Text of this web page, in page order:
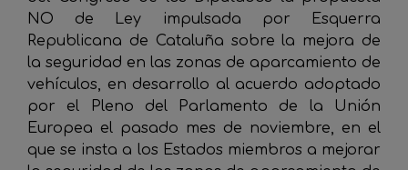
NO de Ley impulsada por Esquerra
Republicana de Cataluña sobre la mejora de
la seguridad en las zonas de aparcamiento de
vehículos, en desarrollo al acuerdo adoptado
por el Pleno del Parlamento de la Unión
Europea el pasado mes de noviembre, en el
que se insta a los Estados miembros a mejorar